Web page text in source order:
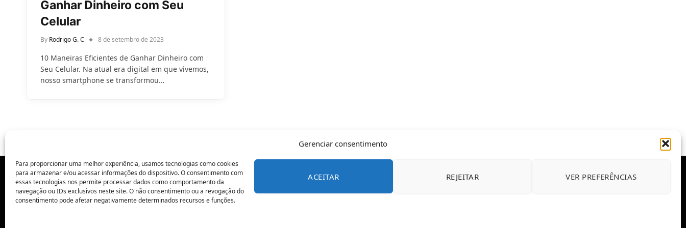
Gerenciar consentimento
Para proporcionar uma melhor experiência, usamos tecnologias como cookies
para armazenar e/ou acessar informações do dispositivo. O consentimento com
essas tecnologias nos permite processar dados como comportamento da
navegação ou IDs exclusivos neste site. O não consentimento ou a revogação do
consentimento pode afetar negativamente determinados recursos e funções.
ACEITAR REJEITAR VER PREFERÊNCIAS
Ganhar Dinheiro com Seu
Celular
By Rodrigo G. C 8 de setembro de 2023
10 Maneiras Eficientes de Ganhar Dinheiro com
Seu Celular. Na atual era digital em que vivemos,
nosso smartphone se transformou…
POLÍTICA DE PRIVACIDADE CONTATO SOBRE NÓS